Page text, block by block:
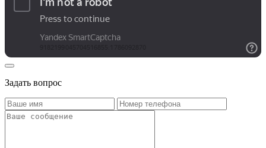
Задать вопрос